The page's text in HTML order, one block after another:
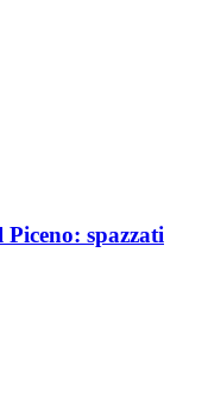
spazzati